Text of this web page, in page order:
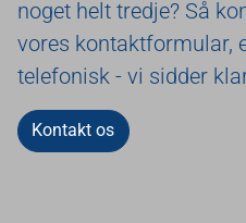
noget helt tredje? Så
vores kontaktformular,
telefonisk - vi sidder
Kontakt os